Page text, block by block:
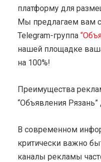
платформу для
Мы предлагаем вам
Telegram-группа
нашей площадке
на 100%!
Преимущества
“Объявления
В современном
критически важно
каналы рекламы